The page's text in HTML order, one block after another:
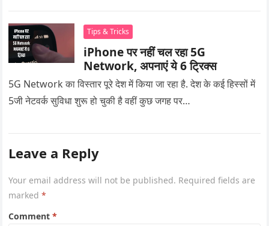
Tips & Tricks
iPhone पर नहीं चल रहा 5G
Network, अपनाएं ये 6 ट्रिक्स
5G Network का विस्तार पूरे देश में किया जा रहा है. देश के कई हिस्सों में
5जी नेटवर्क सुविधा शुरू हो चुकी है वहीं कुछ जगह पर…
Leave a Reply
Your email address will not be published. Required fields are
marked*
Comment*